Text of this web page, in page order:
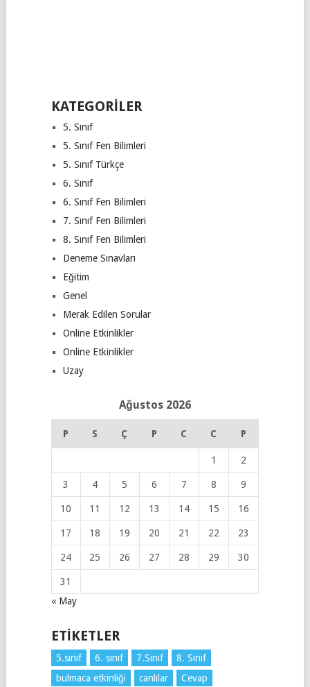
KATEGORILER
5. Sınıf
5. Sınıf Fen Bilimleri
5. Sınıf Türkçe
6. Sınıf
6. Sınıf Fen Bilimleri
7. Sınıf Fen Bilimleri
8. Sınıf Fen Bilimleri
Deneme Sınavları
Eğitim
Genel
Merak Edilen Sorular
Online Etkinlikler
Online Etkinlikler
Uzay
Ağustos 2026
P S Ç P C C P
1 2
3 4 5 6 7 8 9
10 11 12 13 14 15 16
17 18 19 20 21 22 23
24 25 26 27 28 29 30
31
« May
ETIKETLER
5.sınıf 6. sınıf 7.Sınıf
8. Sınıf
bulmaca etkinliği
canlılar
Cevap